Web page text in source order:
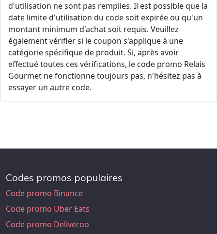
d'utilisation ne sont pas remplies. Il est possible que la
date limite d'utilisation du code soit expirée ou qu'un
montant minimum d'achat soit requis. Veuillez
également vérifier si le coupon s'applique à une
catégorie spécifique de produit. Si, après avoir
effectué toutes ces vérifications, le code promo Relais
Gourmet ne fonctionne toujours pas, n'hésitez pas à
essayer un autre code.
Codes promos populaires
Code promo Binance
Code promo Uber Eats
Code promo Deliveroo